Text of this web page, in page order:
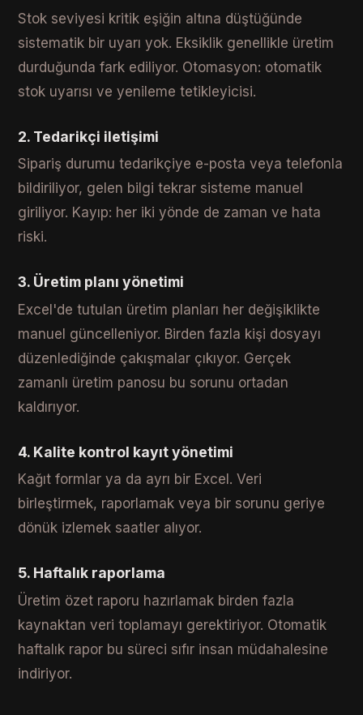
Stok seviyesi kritik eşiğin altına düştüğünde
sistematik bir uyarı yok. Eksiklik genellikle üretim
durduğunda fark ediliyor. Otomasyon: otomatik
stok uyarısı ve yenileme tetikleyicisi.
2. Tedarikçi iletişimi
Sipariş durumu tedarikçiye e-posta veya telefonla
bildiriliyor, gelen bilgi tekrar sisteme manuel
giriliyor. Kayıp: her iki yönde de zaman ve hata
riski.
3. Üretim planı yönetimi
Excel'de tutulan üretim planları her değişiklikte
manuel güncelleniyor. Birden fazla kişi dosyayı
düzenlediğinde çakışmalar çıkıyor. Gerçek
zamanlı üretim panosu bu sorunu ortadan
kaldırıyor.
4. Kalite kontrol kayıt yönetimi
Kağıt formlar ya da ayrı bir Excel. Veri
birleştirmek, raporlamak veya bir sorunu geriye
dönük izlemek saatler alıyor.
5. Haftalık raporlama
Üretim özet raporu hazırlamak birden fazla
kaynaktan veri toplamayı gerektiriyor. Otomatik
haftalık rapor bu süreci sıfır insan müdahalesine
indiriyor.